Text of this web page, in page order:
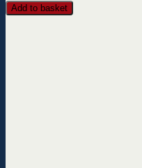
Add to basket